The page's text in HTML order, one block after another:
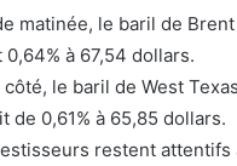
matinée, le baril de
0,64% à 67,54 dollars.
côté, le baril de West
de 0,61% à 65,85 dollars.
restent